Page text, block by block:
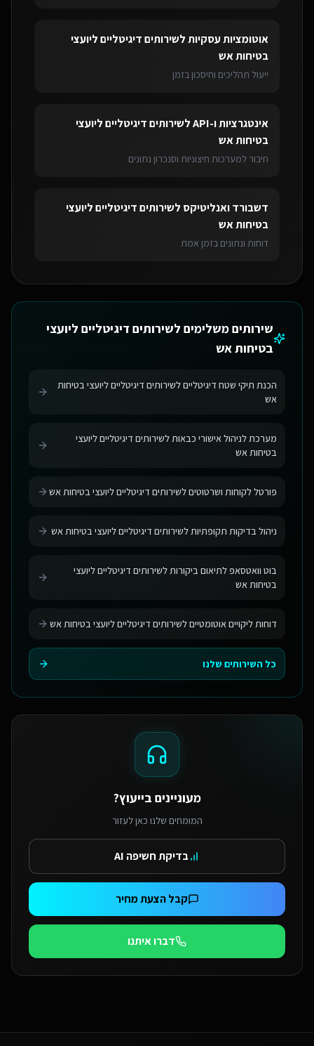
אוטומציות עסקיותלשירותים דיגיטליים ליועצי
בטיחות אש
ייעול תהליכים וחיסכון בזמן
אינטגרציות ו-API לשירותים דיגיטליים ליועצי
בטיחות אש
חיבור למערכות חיצוניות וסנכרון נתונים
דשבורד ואנליטיקס לשירותים דיגיטליים ליועצי
בטיחות אש
דוחות ונתונים בזמן אמת
שירותים משלימים לשירותים דיגיטליים ליועצי
בטיחות אש
הכנת תיקי שטח דיגיטליים לשירותים דיגיטליים ליועצי בטיחות
אש
מערכת לניהול אישורי כבאות לשירותים דיגיטליים ליועצי
בטיחות אש
פורטל לקוחות ושרטוטים לשירותים דיגיטליים ליועצי בטיחות אש
ניהול בדיקות תקופתיות לשירותים דיגיטליים ליועצי בטיחות אש
בוט וואטסאפ לתיאום ביקורות לשירותים דיגיטליים ליועצי
בטיחות אש
דוחות ליקויים אוטומטיים לשירותים דיגיטליים ליועצי בטיחות אש
כל השירותים שלנו
מעוניינים בייעוץ?
המומחים שלנו כאן לעזור
בדיקת חשיפה AI
קבל הצעת מחיר
דברו איתנו